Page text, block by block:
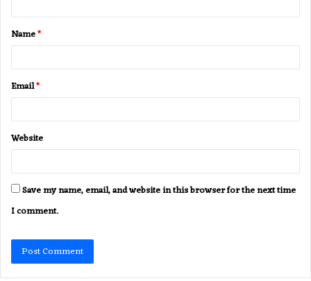
t
*
Name*
Email*
Website
Save my name, email, and website in this browser for the next time
I comment.